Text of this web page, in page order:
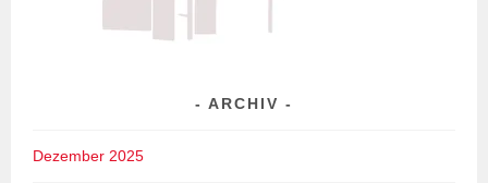
ARCHIV
Dezember 2025